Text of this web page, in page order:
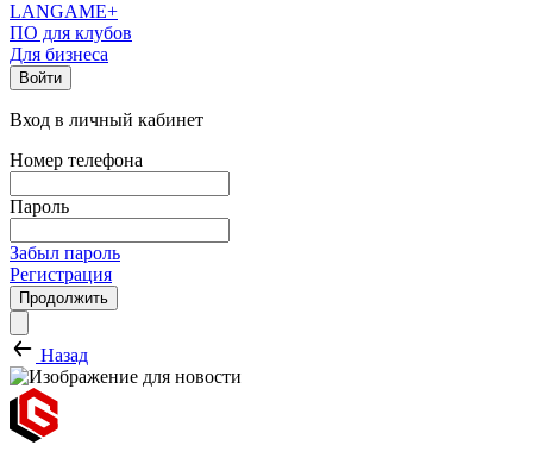
LANGAME+
ПО для клубов
Для бизнеса
Войти
Вход в личный кабинет
Номер телефона
Пароль
Забыл пароль
Регистрация
Продолжить
Назад